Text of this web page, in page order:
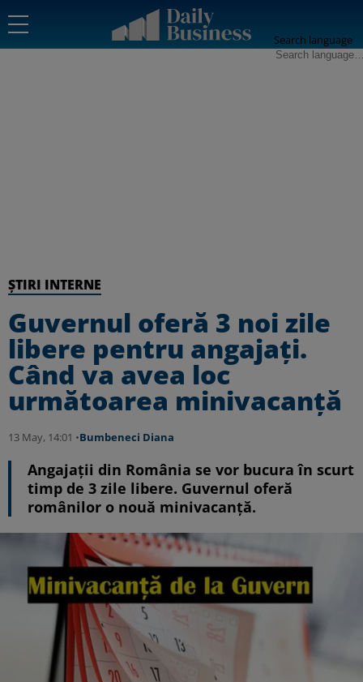
Search language
ȘTIRI INTERNE
Guvernul oferă 3 noi zile
libere pentru angajați.
Când va avea loc
următoarea minivacanță
13 May, 14:01 •Bumbeneci Diana
Angajații din România se vor bucura în scurt
timp de 3 zile libere. Guvernul oferă
românilor o nouă minivacanță.